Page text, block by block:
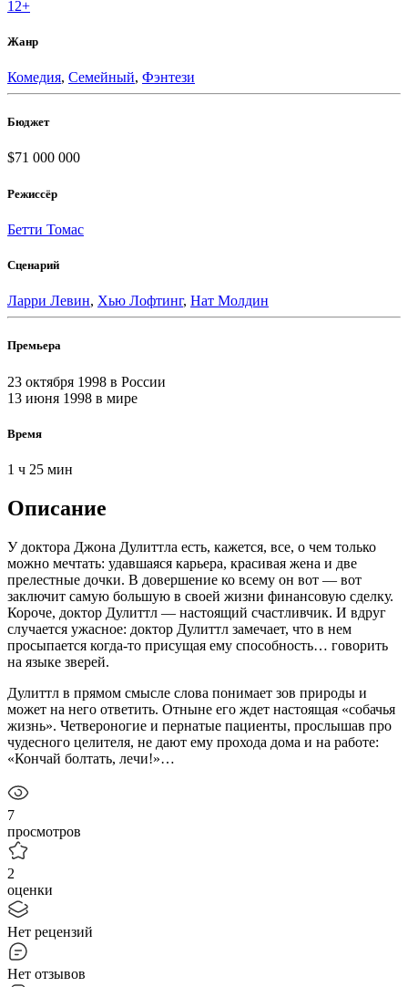
12+
Жанр
Комедия, Семейный, Фэнтези
Бюджет
$71 000 000
Режиссёр
Бетти Томас
Сценарий
Ларри Левин, Хью Лофтинг, Нат Молдин
Премьера
23 октября 1998 в России
13 июня 1998 в мире
Время
1 ч 25 мин
Описание
У доктора Джона Дулиттла есть, кажется, все, о чем только
можно мечтать: удавшаяся карьера, красивая жена и две
прелестные дочки. В довершение ко всему он вот — вот
заключит самую большую в своей жизни финансовую сделку.
Короче, доктор Дулиттл — настоящий счастливчик. И вдруг
случается ужасное: доктор Дулиттл замечает, что в нем
просыпается когда-то присущая ему способность… говорить
на языке зверей.
Дулиттл в прямом смысле слова понимает зов природы и
может на него ответить. Отныне его ждет настоящая «собачья
жизнь». Четвероногие и пернатые пациенты, прослышав про
чудесного целителя, не дают ему прохода дома и на работе:
«Кончай болтать, лечи!»…
7
просмотров
2
оценки
Нет рецензий
Нет отзывов